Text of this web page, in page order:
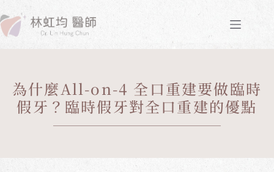
為什麼All-on-4 全口重建要做臨時
假牙？臨時假牙對全口重建的優點